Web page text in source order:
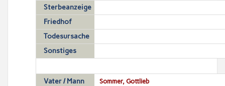
Sterbeanzeige
Friedhof
Todesursache
Sonstiges
Vater / Mann Sommer, Gottlieb